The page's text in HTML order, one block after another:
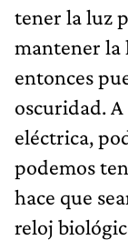
tener la luz
mantener la
entonces
oscuridad.
eléctrica,
podemos
hace que
reloj